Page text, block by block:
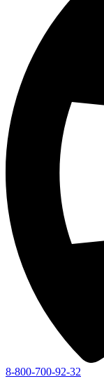
8-800-700-92-32